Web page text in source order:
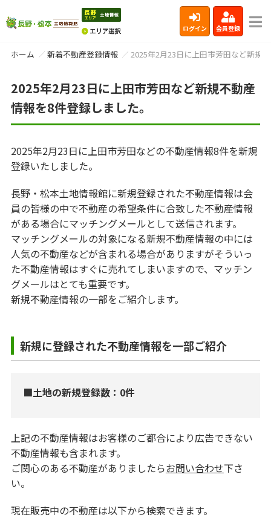
ログイン 会員登録
ホーム 新着不動産登録情報 2025年2月23日に上田市芳田など新規
2025年2月23日に上田市芳田など新規不動産
情報を8件登録しました。
2025年2月23日に上田市芳田などの不動産情報8件を新規
登録いたしました。
長野・松本土地情報館に新規登録された不動産情報は会
員の皆様の中で不動産の希望条件に合致した不動産情報
がある場合にマッチングメールとして送信されます。
マッチングメールの対象になる新規不動産情報の中には
人気の不動産などが含まれる場合がありますがそういっ
た不動産情報はすぐに売れてしまいますので、マッチン
グメールはとても重要です。
新規不動産情報の一部をご紹介します。
新規に登録された不動産情報を一部ご紹介
■土地の新規登録数：0件
上記の不動産情報はお客様のご都合により広告できない
不動産情報も含まれます。
ご関心のある不動産がありましたらお問い合わせ下さ
い。
現在販売中の不動産は以下から検索できます。